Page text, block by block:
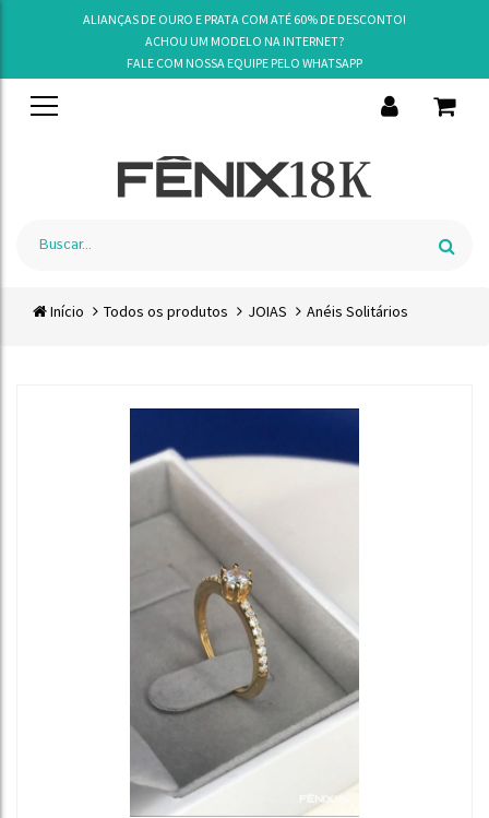
ALIANÇAS DE OURO E PRATA COM ATÉ 60% DE DESCONTO!
ACHOU UM MODELO NA INTERNET?
FALE COM NOSSA EQUIPE PELO WHATSAPP
Início Todos os produtos JOIAS Anéis Solitários